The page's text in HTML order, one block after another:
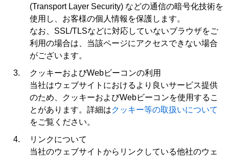
(Transport Layer Security) などの通信の暗号化技術を
使用し、お客様の個人情報を保護します。
なお、SSL/TLSなどに対応していないブラウザをご
利用の場合は、当該ページにアクセスできない場合
がございます。
クッキーおよびWebビーコンの利用
当社はウェブサイトにおけるより良いサービス提供
のため、クッキーおよびWebビーコンを使用するこ
とがあります。詳細はクッキー等の取扱いについて
をご覧ください。
リンクについて
当社のウェブサイトからリンクしている他社のウェ